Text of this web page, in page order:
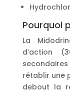
Pourquoi
La
d’action
rétablir une
debout la